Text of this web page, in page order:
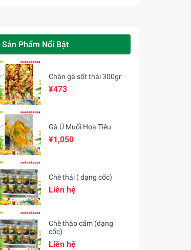
Sản Phẩm Nổi Bật
Chân gà sốt thái 300gr
¥473
Gà Ủ Muối Hoa Tiêu
¥1,050
Chè thái ( dạng cốc)
Liên hệ
Chè thập cẩm (dạng
cốc)
Liên hệ